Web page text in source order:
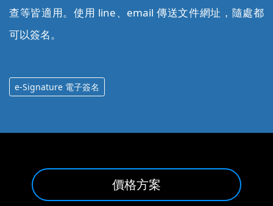
查等皆適用。使用 line、email 傳送文件網址，隨處都
可以簽名。
e-Signature 電子簽名
價格方案